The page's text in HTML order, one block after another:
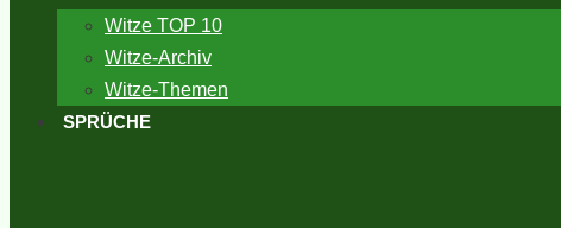
Witze TOP 10
Witze-Archiv
Witze-Themen
SPRÜCHE